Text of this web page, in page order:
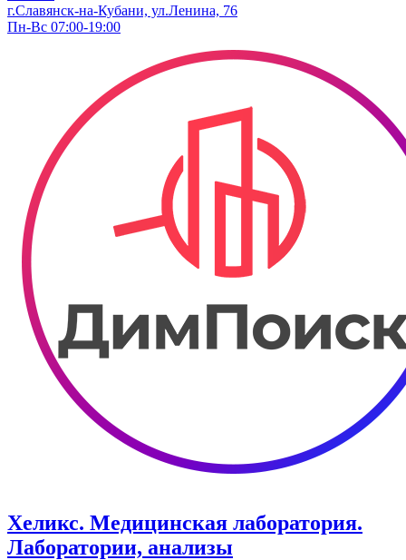
г.Славянск-на-Кубани, ул.​Ленина, 76
Пн-Вс 07:00-19:00
Хеликс. ​Медицинская лаборатория.
Лаборатории, анализы